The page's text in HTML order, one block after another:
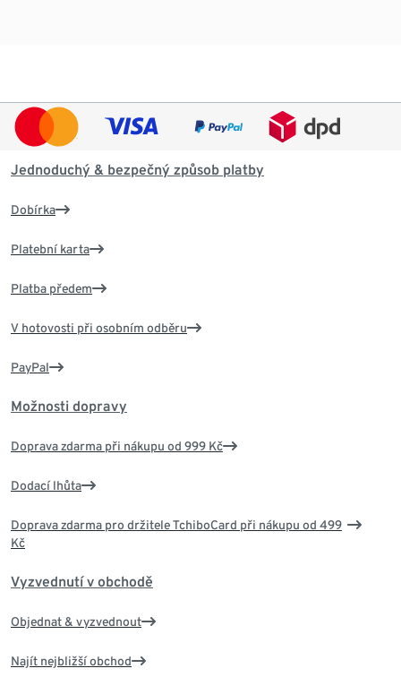
Jednoduchý & bezpečný způsob platby
Dobírka
Platební karta
Platba předem
V hotovosti při osobním odběru
PayPal
Možnosti dopravy
Doprava zdarma při nákupu od 999 Kč
Dodací lhůta
Doprava zdarma pro držitele TchiboCard při nákupu od 499
Kč
Vyzvednutí v obchodě
Objednat & vyzvednout
Najít nejbližší obchod